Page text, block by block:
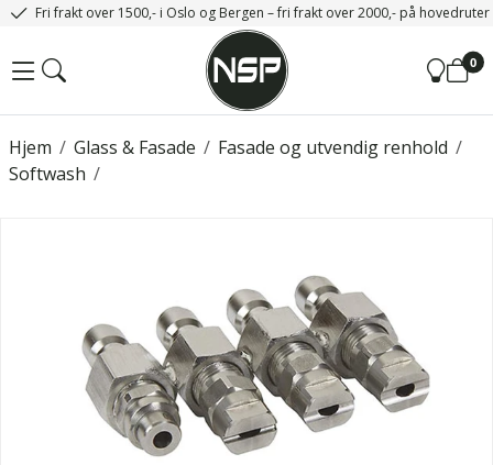
Fri frakt over 1500,- i Oslo og Bergen – fri frakt over 2000,- på
0
/
Hjem /
Glass & Fasade /
Fasade og utvendig renhold
/
Softwash